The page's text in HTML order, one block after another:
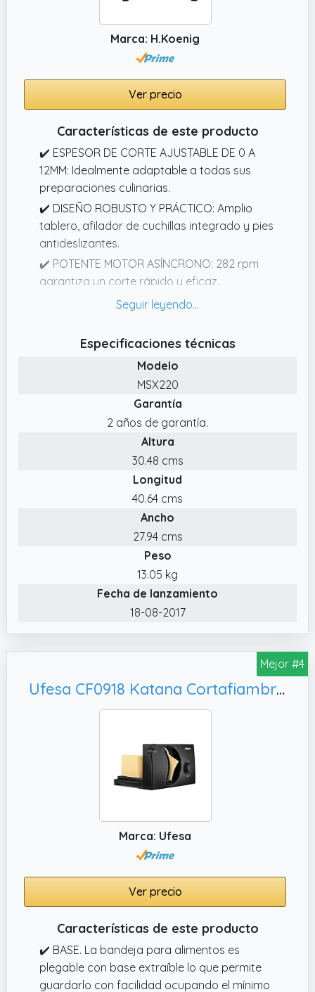
Marca: H.Koenig
Ver precio
Características de este producto
✔️ ESPESOR DE CORTE AJUSTABLE DE 0 A
12MM: Idealmente adaptable a todas sus
preparaciones culinarias.
✔️ DISEÑO ROBUSTO Y PRÁCTICO: Amplio
tablero, afilador de cuchillas integrado y pies
antideslizantes.
✔️ POTENTE MOTOR ASÍNCRONO: 282 rpm
garantiza un corte rápido y eficaz.
✔️ CUCHILLA DE 22CM HECHA EN ITALIA:
limpios y precisos en todo tipo de alimentos.
de una garantía de 2 años con servicio
posventa en España y Portugal para un uso
duradero y sin preocupaciones.
Especificaciones técnicas
Modelo
MSX220
Garantía
2 años de garantía.
Altura
30.48 cms
Longitud
40.64 cms
Ancho
27.94 cms
Peso
13.05 kg
Fecha de lanzamiento
18-08-2017
Mejor #4
Ufesa CF0918 Katana Cortafiambres Eléctrico con Cuchilla de Acero Inoxidable Extraíble, 150W
Marca: Ufesa
Ver precio
Características de este producto
✔️ BASE. La bandeja para alimentos es
plegable con base extraíble lo que permite
guardarlo con facilidad ocupando el mínimo